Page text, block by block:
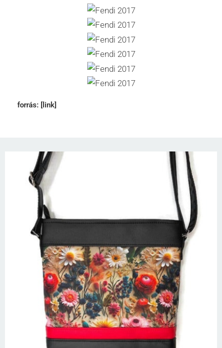
forrás: [link]